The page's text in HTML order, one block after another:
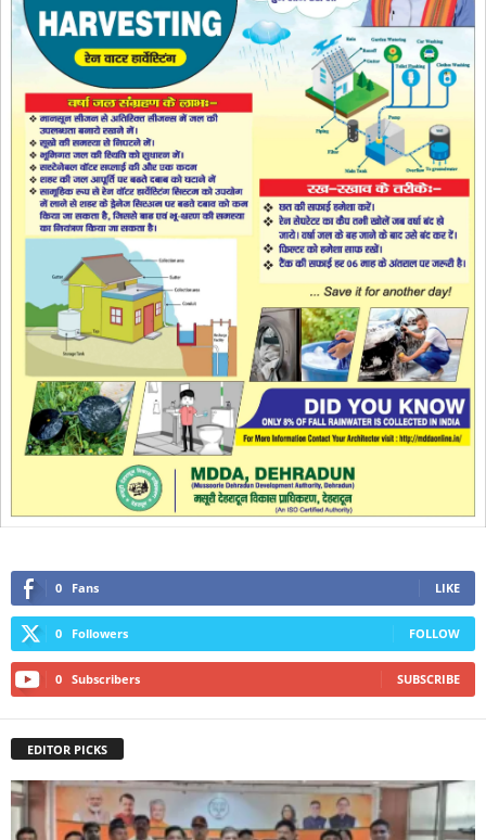
0 Fans LIKE
0 Followers FOLLOW
0 Subscribers SUBSCRIBE
EDITOR PICKS